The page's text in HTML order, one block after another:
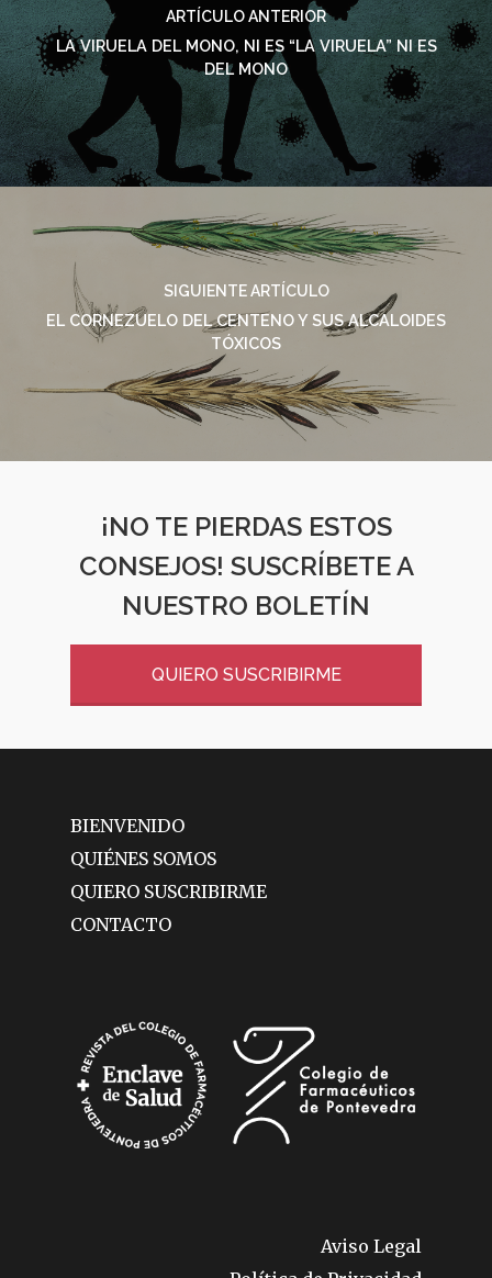
ARTÍCULO ANTERIOR
LA VIRUELA DEL MONO, NI ES “LA VIRUELA” NI ES
DEL MONO
SIGUIENTE ARTÍCULO
EL CORNEZUELO DEL CENTENO Y SUS ALCALOIDES
TÓXICOS
¡NO TE PIERDAS ESTOS
CONSEJOS! SUSCRÍBETE A
NUESTRO BOLETÍN
QUIERO SUSCRIBIRME
BIENVENIDO
QUIÉNES SOMOS
QUIERO SUSCRIBIRME
CONTACTO
Aviso Legal